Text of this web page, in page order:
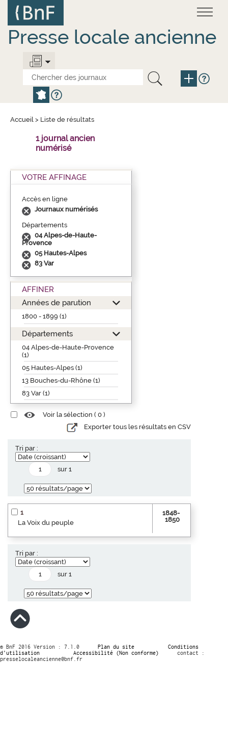
contenu
principal
Presse locale ancienne
Accueil > Liste de résultats
1 journal ancien
numérisé
VOTRE AFFINAGE
Accès en ligne
Journaux numérisés
Départements
04 Alpes-de-Haute-
Provence
05 Hautes-Alpes
83 Var
AFFINER
Années de parution
1800 - 1899 (1)
Départements
04 Alpes-de-Haute-Provence
(1)
05 Hautes-Alpes (1)
13 Bouches-du-Rhône (1)
83 Var (1)
Voir la sélection ( 0 )
Exporter tous les résultats en CSV
Tri par :
sur 1
1
La Voix du peuple
1848-
1850
Tri par :
sur 1
© BnF 2016 Version : 7.1.0 Plan du site
Conditions
d’utilisation
Accessibilité (Non conforme)
contact :
presselocaleancienne@bnf.fr
Panneau de gestion des cookies